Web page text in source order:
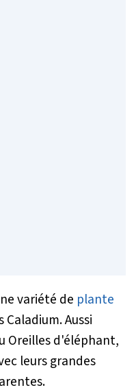
variété de plante
Aussi
Oreilles d'éléphant,
leurs grandes